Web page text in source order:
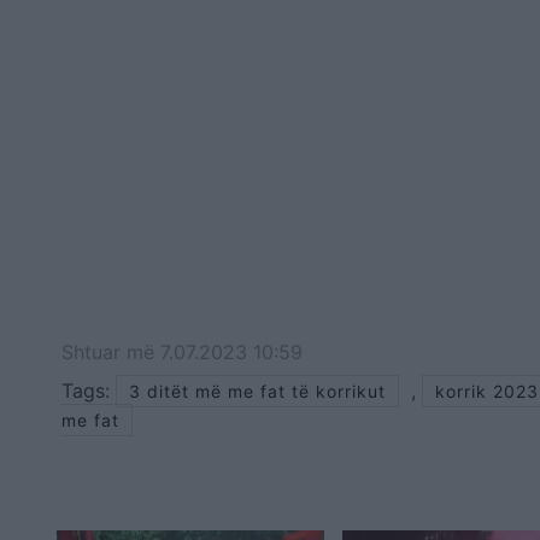
Shtuar më 7.07.2023 10:59
Tags:
3 ditët më me fat të korrikut ,
korrik
me fat